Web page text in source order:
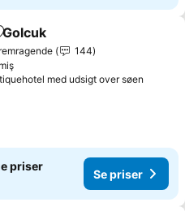
til favoritter
Golcuk
144
med udsigt over søen
priser
Se priser